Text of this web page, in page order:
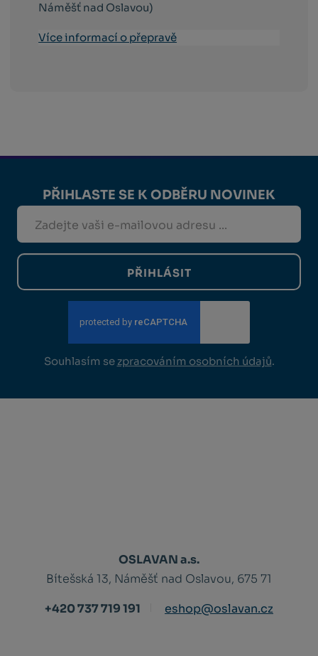
Náměšť nad Oslavou)
Více informací o přepravě
PŘIHLASTE SE K ODBĚRU NOVINEK
PŘIHLÁSIT
Souhlasím se zpracováním osobních údajů.
OSLAVAN a.s.
Bítešská 13, Náměšť nad Oslavou, 675 71
+420 737 719 191
eshop@oslavan.cz